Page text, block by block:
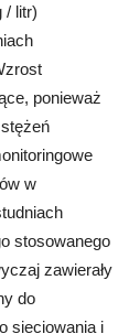
/ litr)
ponieważ
w
stosowanego
zawierały
do
sieciowania i